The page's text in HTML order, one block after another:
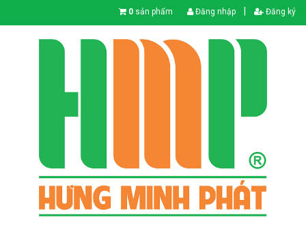
0 sản phẩm Đăng nhập Đăng ký